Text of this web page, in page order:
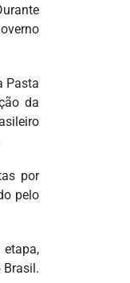
Pasta
da
por
pelo
Brasil.